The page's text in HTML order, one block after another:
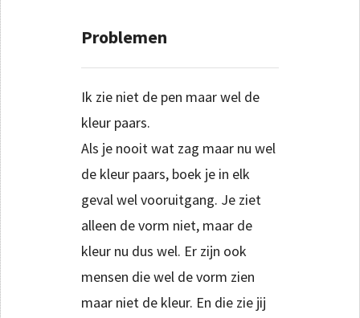
Problemen
Ik zie niet de pen maar wel de
kleur paars.
Als je nooit wat zag maar nu wel
de kleur paars, boek je in elk
geval wel vooruitgang. Je ziet
alleen de vorm niet, maar de
kleur nu dus wel. Er zijn ook
mensen die wel de vorm zien
maar niet de kleur. En die zie jij